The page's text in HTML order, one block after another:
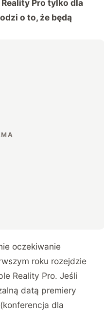
Pro tylko dla
o to, że będą
oczekiwanie
roku rozejdzie
Reality Pro. Jeśli
datą premiery
dla